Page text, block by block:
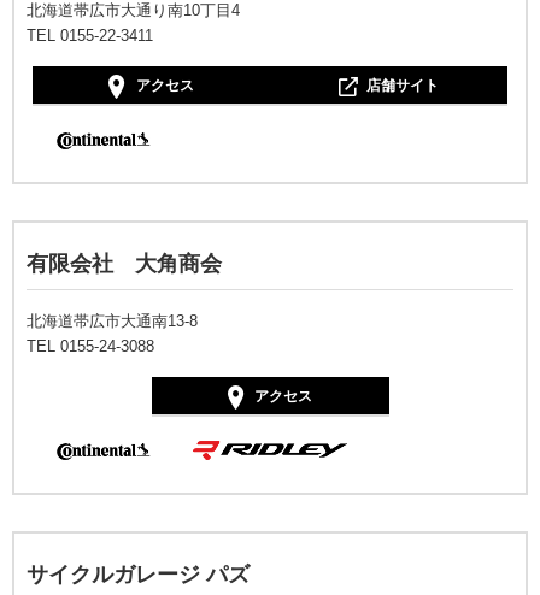
北海道帯広市大通り南10丁目4
TEL 0155-22-3411
アクセス 店舗サイト
有限会社 大角商会
北海道帯広市大通南13-8
TEL 0155-24-3088
アクセス
サイクルガレージ パズ